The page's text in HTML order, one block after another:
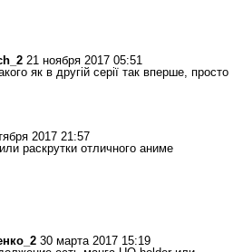
21 ноября 2017 05:51
як в другій серії так вперше, просто
2017 21:57
раскрутки отличного аниме
30 марта 2017 15:19